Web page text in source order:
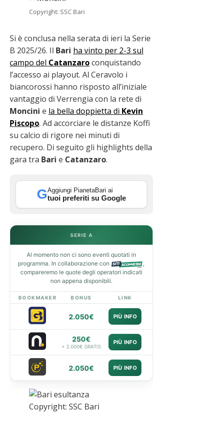
Copyright: SSC Bari
Si è conclusa nella serata di ieri la Serie
B 2025/26. Il Bari ha vinto per 2-3 sul
campo del Catanzaroconquistando
l’accesso ai playout. Al Ceravolo i
biancorossi hanno risposto all’iniziale
vantaggio di Verrengia con la rete di
Moncini e la bella doppietta di Kevin
Piscopo. Ad accorciare le distanze Koffi
su calcio di rigore nei minuti di
recupero. Di seguito gli highlights della
gara tra Bari e Catanzaro.
GAggiungi PianetaBari ai
tuoi preferiti su Google
SERIE A
Al momento non ci sono eventi quotati in
programma. In collaborazione con
,
compareremo le quote degli operatori indicati
non appena disponibili.
BOOKMAKER BONUS LINK
2.050€ PIÙ INFO
250€
+ 2.000€ GRATIS
PIÙ INFO
2.050€ PIÙ INFO
Copyright: SSC Bari